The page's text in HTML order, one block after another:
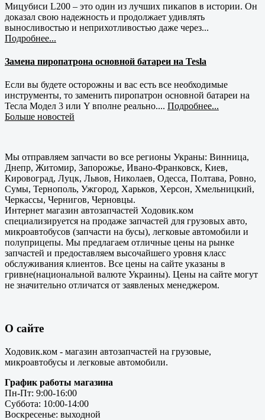
Мицубиси L200 – это один из лучших пикапов в истории. Он
доказал свою надежность и продолжает удивлять
выносливостью и неприхотливостью даже через...
Подробнее...
Замена пиропатрона основной батареи на Tesla
Если вы будете осторожны и вас есть все необходимые
инструменты, то заменить пиропатрон основной батареи на
Тесла Модел 3 или Y вполне реально.... Подробнее...
Больше новостей
Мы отправляем запчасти во все регионы Украны: Винница,
Днепр, Житомир, Запорожье, Ивано-Франковск, Киев,
Кировоград, Луцк, Львов, Николаев, Одесса, Полтава, Ровно,
Сумы, Тернополь, Ужгород, Харьков, Херсон, Хмельницкий,
Черкассы, Чернигов, Черновцы.
Интернет магазин автозапчастей Ходовик.ком
специализируется на продаже запчастей для грузовых авто,
микроавтобусов (запчасти на бусы), легковые автомобили и
полуприцепы. Мы предлагаем отличные цены на рынке
запчастей и предоставляем высочайшего уровня класс
обслуживания клиентов. Все цены на сайте указаны в
гривне(национальной валюте Украины). Цены на сайте могут
не значительно отличатся от заявленых менеджером.
О сайте
Ходовик.ком - магазин автозапчастей на грузовые,
микроавтобусы и легковые автомобили.
График работы магазина
Пн-Пт: 9:00-16:00
Суббота: 10:00-14:00
Воскресенье: выходной